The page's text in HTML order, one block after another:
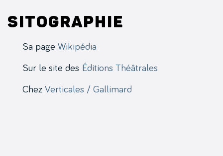
Sitographie
Sa page Wikipédia
Sur le site des Éditions Théâtrales
Chez Verticales / Gallimard